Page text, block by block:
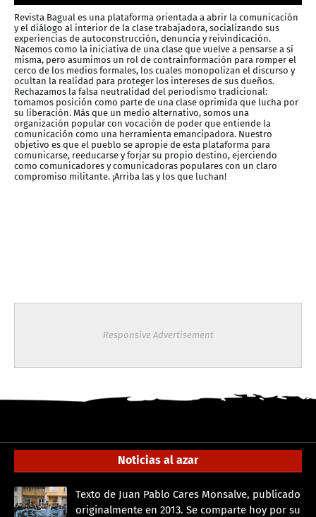
Revista Bagual es una plataforma orientada a abrir la comunicación
y el diálogo al interior de la clase trabajadora, socializando sus
experiencias de autoconstrucción, denuncia y reivindicación.
Nacemos como la iniciativa de una clase que vuelve a pensarse a sí
misma, pero asumimos un rol de contrainformación para romper el
cerco de los medios formales, los cuales monopolizan el discurso y
ocultan la realidad para proteger los intereses de sus dueños.
Rechazamos la falsa neutralidad del periodismo tradicional:
tomamos posición como parte de una clase oprimida que lucha por
su liberación. Más que un medio alternativo, somos una
organización popular con vocación de poder que entiende la
comunicación como una herramienta emancipadora. Nuestro
objetivo es que el pueblo se apropie de esta plataforma para
comunicarse, reeducarse y forjar su propio destino, ejerciendo
como comunicadores y comunicadoras populares con un claro
compromiso militante. ¡Arriba las y los que luchan!
Responsive Advertisement
Noticias al azar
Texto de Juan Pablo Cares Monsalve, publicado
originalmente en 2013. Se comparte hoy por su